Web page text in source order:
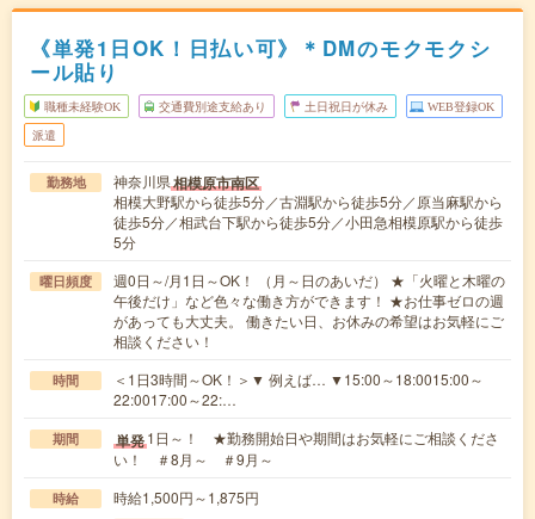
《単発1日OK！日払い可》＊DMのモクモクシ
ール貼り
職種未経験OK 交通費別途支給あり 土日祝日が休み WEB登録OK
派遣
勤務地 神奈川県相模原市南区
相模大野駅から徒歩5分／古淵駅から徒歩5分／原当麻駅から
徒歩5分／相武台下駅から徒歩5分／小田急相模原駅から徒歩
5分
曜日頻度
週0日～/月1日～OK！ （月～日のあいだ） ★「火曜と木曜の
午後だけ」など色々な働き方ができます！ ★お仕事ゼロの週
があっても大丈夫。 働きたい日、お休みの希望はお気軽にご
相談ください！
時間
＜1日3時間～OK！＞▼ 例えば… ▼15:00～18:0015:00～
22:0017:00～22:…
期間 単発1日～！ ★勤務開始日や期間はお気軽にご相談くださ
い！ ＃8月～ ＃9月～
時給 時給1,500円～1,875円